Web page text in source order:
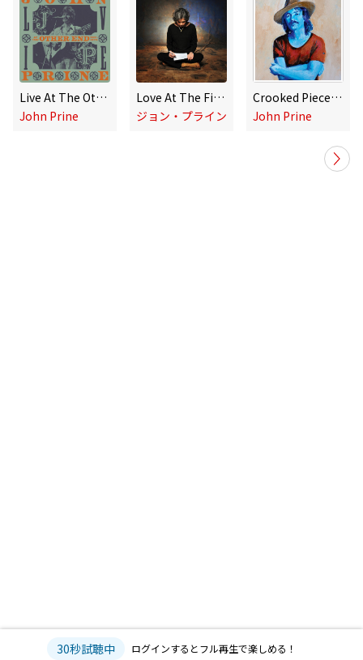
Live At The Other End, Dec 1975
John Prine
Love At The Five & Dime
ジョン・プライン
Crooked Piece of Time: The Atlantic & Asylum Albums (1971-1980)
John Prine
30秒試聴中 ログインするとフル再生で楽しめる！